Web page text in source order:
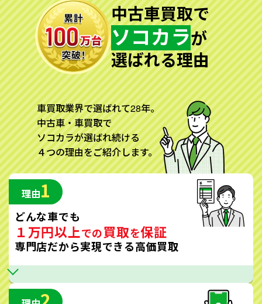
中古車買取で
ソコカラが
選ばれる理由
車買取業界で選ばれて28年。
中古車・車買取で
ソコカラが選ばれ続ける
４つの理由をご紹介します。
理由1
どんな車でも
１万円以上での買取を保証
専門店だから実現できる高価買取